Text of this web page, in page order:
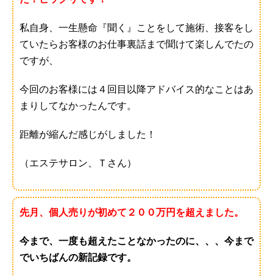
私自身、一生懸命『聞く』ことをして施術、接客をし
ていたらお客様のお仕事裏話まで聞けて楽しんでたの
ですが、
今回のお客様には４回目以降アドバイス的なことはあ
まりしてなかったんです。
距離が縮んだ感じがしました！
（エステサロン、Ｔさん）
先月、個人売りが初めて２００万円を超えました。
今まで、一度も超えたことなかったのに、、、今まで
でいちばんの新記録です。